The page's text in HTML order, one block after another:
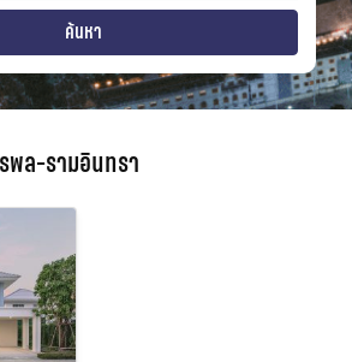
sprice
ค้นหา
พล-รามอินทรา